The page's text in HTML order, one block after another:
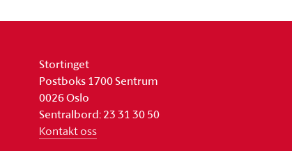
Stortinget
Postboks 1700 Sentrum
0026 Oslo
Sentralbord: 23 31 30 50
Kontakt oss